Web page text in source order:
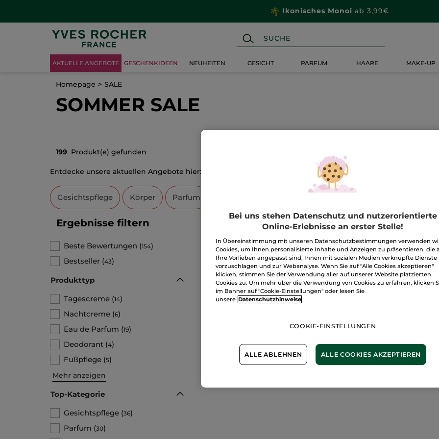
Ikonisches Monoi ab 3,99€
AKTUELLE ANGEBOTE GESCHENKIDEEN NEUHEITEN GESICHT PARFUM HAARE MAKE-UP
Homepage SALE
SOMMER SALE
199 Produkt(e) gefunden
Entdecke unsere aktuellen Angebote hier:
Gesichtspflege Körper Parfum
Ergebnisse filtern
Beste Bewertungen (154)
Bestseller (43)
Produkttyp
Tagescreme (14)
Nachtcreme (6)
Eau de Parfum (19)
Deodorant (4)
Fußpflege (5)
Mehr anzeigen
Top-Kategorie
Gesichtspflege (36)
Parfum (30)
Bei uns stehen Datenschutz und nutzerorientierte
Online-Erlebnisse an erster Stelle!
In Übereinstimmung mit unseren Datenschutzbestimmungen verwenden
Cookies, um Ihnen personalisierte Inhalte und Anzeigen zu präsentieren, die
Ihre Vorlieben angepasst sind, Ihnen mit sozialen Medien verknüpfte Dienste
vorzuschlagen und zur Webanalyse. Wenn Sie auf "Alle Cookies akzeptieren"
klicken, stimmen Sie der Verwendung aller auf unserer Website platzierten
Cookies zu. Um mehr über die Verwendung von Cookies zu erfahren, klicken
im Banner auf "Cookie-Einstellungen" oder lesen Sie
unsere Datenschutzhinweise
COOKIE-EINSTELLUNGEN
ALLE ABLEHNEN ALLE COOKIES AKZEPTIEREN